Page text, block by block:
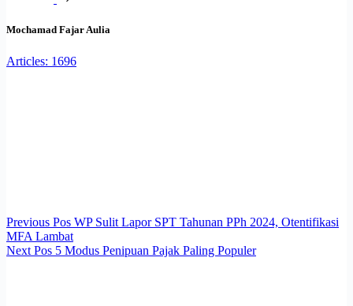
Mochamad Fajar Aulia
Articles: 1696
Previous Pos WP Sulit Lapor SPT Tahunan PPh 2024, Otentifikasi
MFA Lambat
Next Pos 5 Modus Penipuan Pajak Paling Populer